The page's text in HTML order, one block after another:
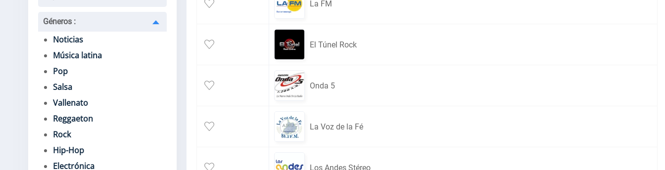
Géneros :
Noticias
Música latina
Pop
Salsa
Vallenato
Reggaeton
Rock
Hip-Hop
Electrónica
La FM
El Túnel Rock
Onda 5
La Voz de la Fé
Los Andes Stéreo